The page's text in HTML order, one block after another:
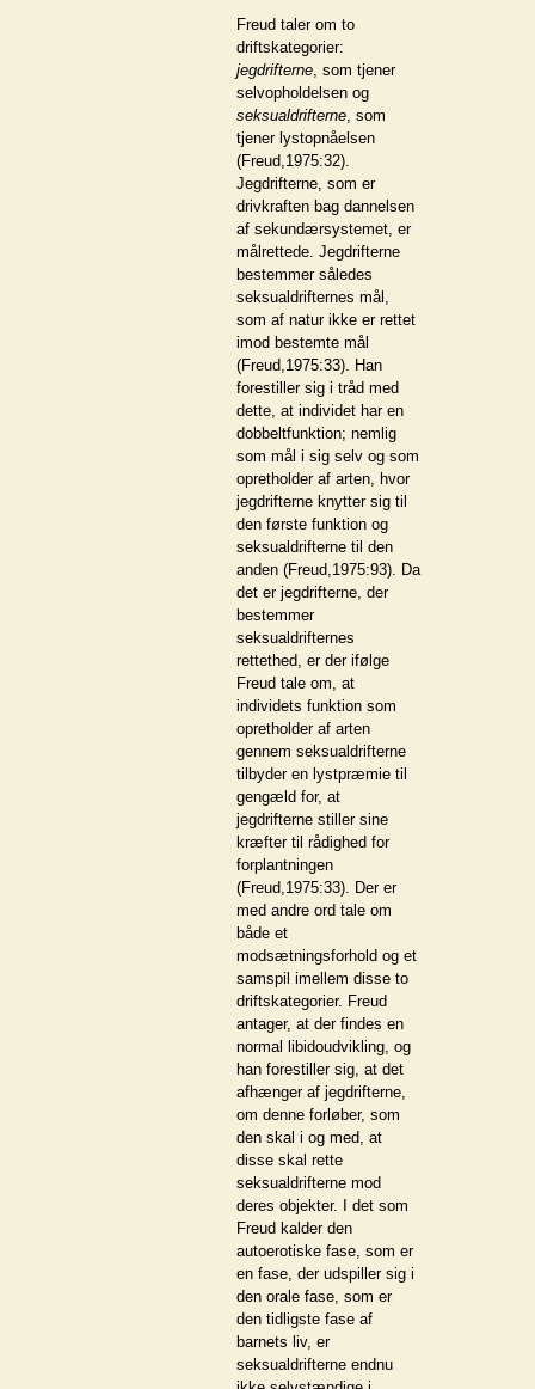
Freud taler om to
driftskategorier:
jegdrifterne, som tjener
selvopholdelsen og
seksualdrifterne, som
tjener lystopnåelsen
(Freud,1975:32).
Jegdrifterne, som er
drivkraften bag dannelsen
af sekundærsystemet, er
målrettede. Jegdrifterne
bestemmer således
seksualdrifternes mål,
som af natur ikke er rettet
imod bestemte mål
(Freud,1975:33). Han
forestiller sig i tråd med
dette, at individet har en
dobbeltfunktion; nemlig
som mål i sig selv og som
opretholder af arten, hvor
jegdrifterne knytter sig til
den første funktion og
seksualdrifterne til den
anden (Freud,1975:93). Da
det er jegdrifterne, der
bestemmer
seksualdrifternes
rettethed, er der ifølge
Freud tale om, at
individets funktion som
opretholder af arten
gennem seksualdrifterne
tilbyder en lystpræmie til
gengæld for, at
jegdrifterne stiller sine
kræfter til rådighed for
forplantningen
(Freud,1975:33). Der er
med andre ord tale om
både et
modsætningsforhold og et
samspil imellem disse to
driftskategorier. Freud
antager, at der findes en
normal libidoudvikling, og
han forestiller sig, at det
afhænger af jegdrifterne,
om denne forløber, som
den skal i og med, at
disse skal rette
seksualdrifterne mod
deres objekter. I det som
Freud kalder den
autoerotiske fase, som er
en fase, der udspiller sig i
den orale fase, som er
den tidligste fase af
barnets liv, er
seksualdrifterne endnu